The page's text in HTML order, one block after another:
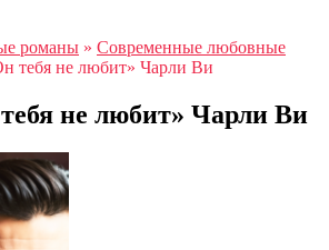
романы » Современные любовные
тебя не любит» Чарли Ви
не любит» Чарли Ви